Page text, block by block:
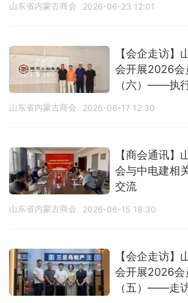
山东省内蒙古商会 2026-06-23 12:01
【会企走访】
会开展2026会
（六）——执
山东省内蒙古商会 2026-06-17 12:30
【商会通讯】
会与中电建相
交流
山东省内蒙古商会 2026-06-15 18:30
【会企走访】
会开展2026会
（五）——走